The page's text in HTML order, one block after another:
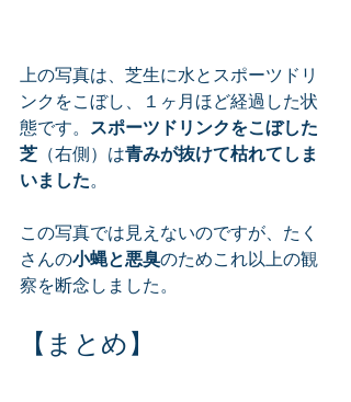
上の写真は、芝生に水とスポーツドリ
ンクをこぼし、１ヶ月ほど経過 した状
態です。 スポーツドリンクをこぼした
芝 （右側）は青みが抜けて枯れてしま
いました。
この写真では見えないのですが、たく
さんの小蝿と悪臭のためこれ以上の観
察を断念しました。
【まとめ】